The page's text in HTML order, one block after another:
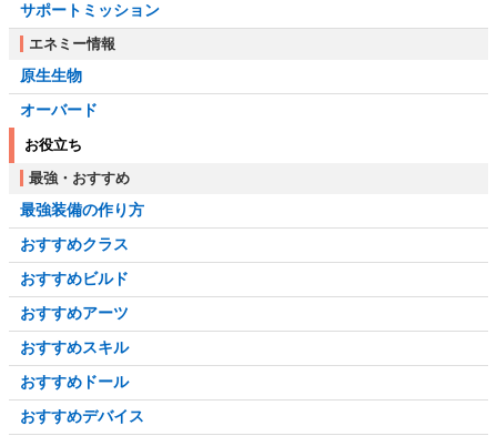
サポートミッション
エネミー情報
原生生物
オーバード
お役立ち
最強・おすすめ
最強装備の作り方
おすすめクラス
おすすめビルド
おすすめアーツ
おすすめスキル
おすすめドール
おすすめデバイス